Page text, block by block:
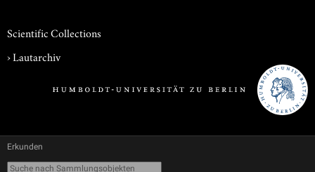
Scientific Collections
›Lautarchiv
Erkunden